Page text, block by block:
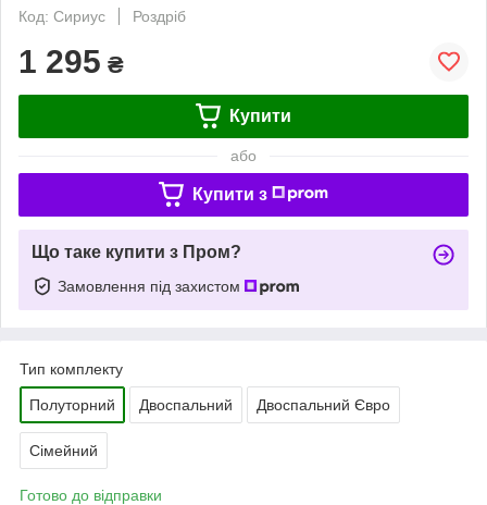
Код: Сириус
Роздріб
1 295 ₴
Купити
або
Купити з
Що таке купити з Пром?
Замовлення під захистом
Тип комплекту
Полуторний Двоспальний Двоспальний Євро
Сімейний
Готово до відправки